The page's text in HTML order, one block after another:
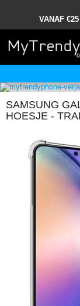
VANAF
SAMSUNG
HOESJE -